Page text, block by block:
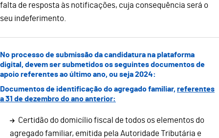
falta de resposta às notificações, cuja consequência será o
seu indeferimento.
No processo de submissão da candidatura na plataforma
digital, devem ser submetidos os seguintes documentos de
apoio referentes ao último ano, ou seja 2024:
Documentos de identificação do agregado familiar, referentes
a 31 de dezembro do ano anterior:
Certidão do domicílio fiscal de todos os elementos do
agregado familiar, emitida pela Autoridade Tributária e